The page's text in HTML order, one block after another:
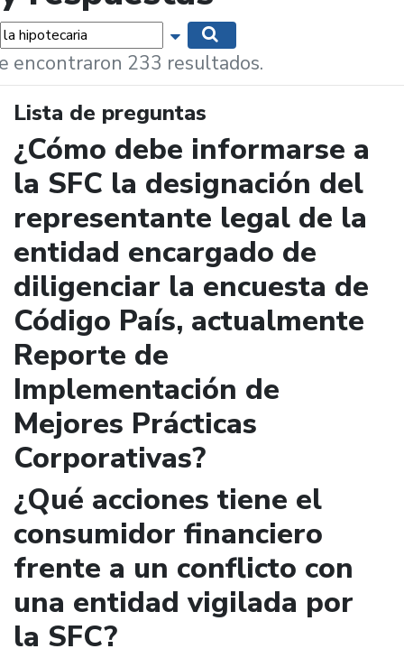
Mostrar opciones de búsqueda
encontraron 233 resultados.
Lista de preguntas
¿Cómo debe informarse a
la SFC la designación del
representante legal de la
entidad encargado de
diligenciar la encuesta de
Código País, actualmente
Reporte de
Implementación de
Mejores Prácticas
Corporativas?
¿Qué acciones tiene el
consumidor financiero
frente a un conflicto con
una entidad vigilada por
la SFC?